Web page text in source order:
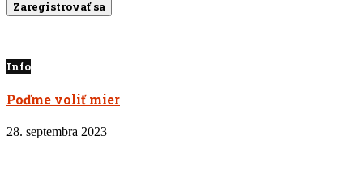
Info
Poďme voliť mier
28. septembra 2023